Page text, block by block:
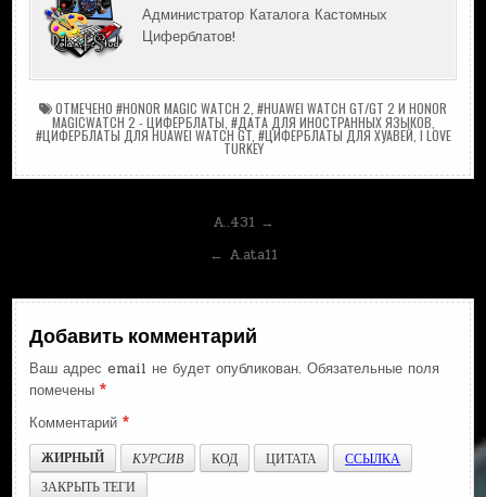
Администратор Каталога Кастомных
Циферблатов!
ОТМЕЧЕНО #HONOR MAGIC WATCH 2 #HUAWEI WATCH GT/GT 2 И HONOR
MAGICWATCH 2 - ЦИФЕРБЛАТЫ #ДАТА ДЛЯ ИНОСТРАННЫХ ЯЗЫКОВ
#ЦИФЕРБЛАТЫ ДЛЯ HUAWEI WATCH GT, #ЦИФЕРБЛАТЫ ДЛЯ ХУАВЕЙ I LOVE
TURKEY
A..431 →
← A.ata11
Добавить комментарий
Ваш адрес email не будет опубликован. Обязательные поля
помечены*
Комментарий*
ЖИРНЫЙ
КУРСИВ КОД ЦИТАТА
ССЫЛКА
ЗАКРЫТЬ ТЕГИ